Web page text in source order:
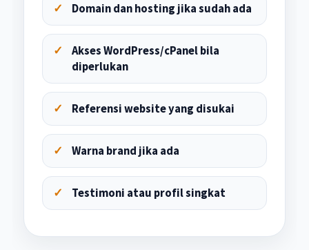
Domain dan hosting jika sudah ada
Akses WordPress/cPanel bila
diperlukan
Referensi website yang disukai
Warna brand jika ada
Testimoni atau profil singkat